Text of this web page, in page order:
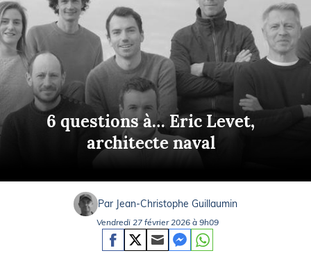
6 questions à… Eric Levet,
architecte naval
Par Jean-Christophe Guillaumin
Vendredi 27 février 2026 à 9h09